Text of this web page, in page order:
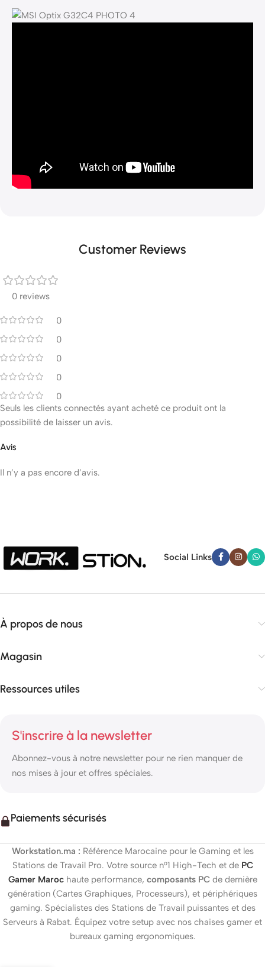
Customer Reviews
0 reviews
0
0
0
0
0
Avis
Il n’y a pas encore d’avis.
Seuls les clients connectés ayant acheté ce produit ont la
possibilité de laisser un avis.
Social Links
À propos de nous
Magasin
Ressources utiles
S'inscrire à la newsletter
Abonnez-vous à notre newsletter pour ne rien manquer de
nos mises à jour et offres spéciales.
Paiements sécurisés
Workstation.ma : Référence Marocaine pour le Gaming et les
Stations de Travail Pro. Votre source n°1 High-Tech et de PC
Gamer Marochaute performance, composants PCde dernière
génération (Cartes Graphiques, Processeurs), et périphériques
gaming. Spécialistes des Stations de Travail puissantes et des
Serveurs à Rabat. Équipez votre setup avec nos chaises gamer et
bureaux gaming ergonomiques.